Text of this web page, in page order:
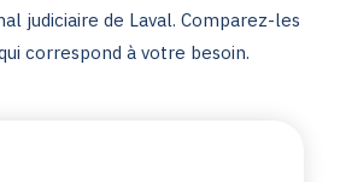
judiciaire de Laval. Comparez-les
correspond à votre besoin.